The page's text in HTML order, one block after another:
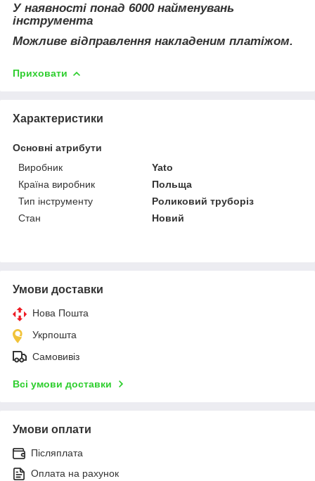
У наявності понад 6000 найменувань
інструмента
Можливе відправлення накладеним платіжом.
Приховати
Характеристики
Основні атрибути
Виробник
Yato
Країна виробник
Польща
Тип інструменту
Роликовий труборіз
Стан
Новий
Умови доставки
Нова Пошта
Укрпошта
Самовивіз
Всі умови доставки
Умови оплати
Післяплата
Оплата на рахунок